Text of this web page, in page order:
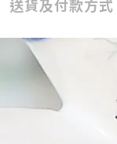
送貨及付款方式